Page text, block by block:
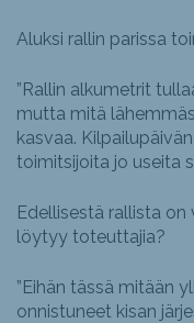
Aluksi rallin parissa
”Rallin alkumetrit
mutta mitä
kasvaa.
toimitsijoita jo useita
Edellisestä rallista on
löytyy toteuttajia?
”Eihän tässä mitään
onnistuneet kisan